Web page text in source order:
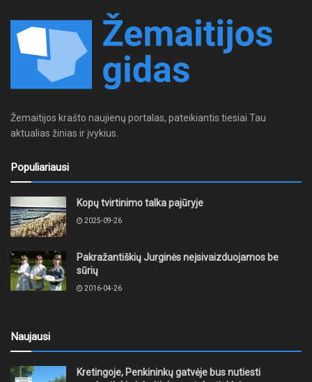
Žemaitijos krašto naujienų portalas, pateikiantis tiesiai Tau
aktualias žinias ir įvykius.
Populiariausi
Kopų tvirtinimo talka pajūryje
2025-09-26
Pakražantiškių Jurginės neįsivaizduojamos be
sūrių
2016-04-26
Naujausi
Kretingoje, Penkininkų gatvėje bus nutiesti